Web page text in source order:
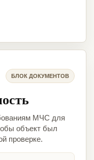
БЛОК ДОКУМЕНТОВ
МЧС для
объект был
проверке.